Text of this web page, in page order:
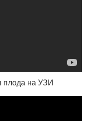
плода на УЗИ